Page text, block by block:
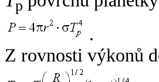
p
.
Z rovnosti výkonů